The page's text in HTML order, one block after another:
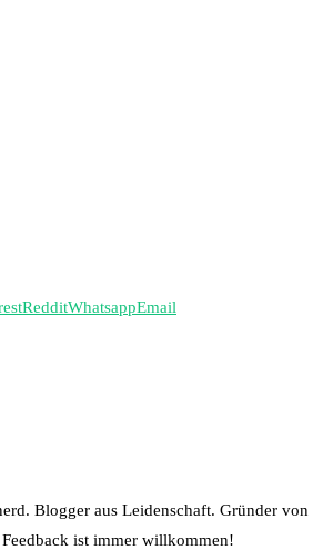
RedditWhatsappEmail
Blogger aus Leidenschaft. Gründer von
ist immer willkommen!